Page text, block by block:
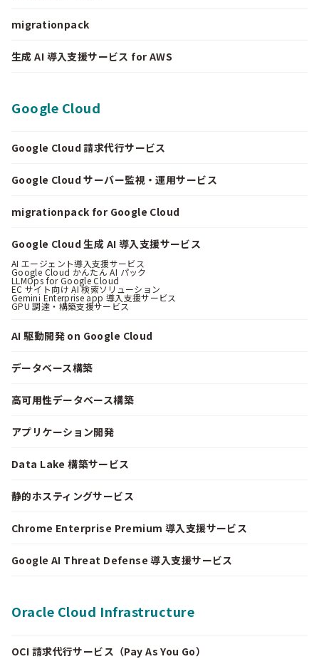
migrationpack
生成 AI 導入支援サービス for AWS
Google Cloud
Google Cloud 請求代行サービス
Google Cloud サーバー監視・運用サービス
migrationpack for Google Cloud
Google Cloud 生成 AI 導入支援サービス
AI エージェント導入支援サービス
Google Cloud かんたん AI パック
LLMOps for Google Cloud
EC サイト向け AI 検索ソリューション
Gemini Enterprise app 導入支援サービス
GPU 調達・構築支援サービス
AI 駆動開発 on Google Cloud
データベース構築
高可用性データベース構築
アプリケーション開発
Data Lake 構築サービス
静的ホスティングサービス
Chrome Enterprise Premium 導入支援サービス
Google AI Threat Defense 導入支援サービス
Oracle Cloud Infrastructure
OCI 請求代行サービス（Pay As You Go）